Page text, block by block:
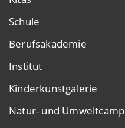
Schule
Berufsakademie
Institut
Kinderkunstgalerie
Natur- und Umweltcamp